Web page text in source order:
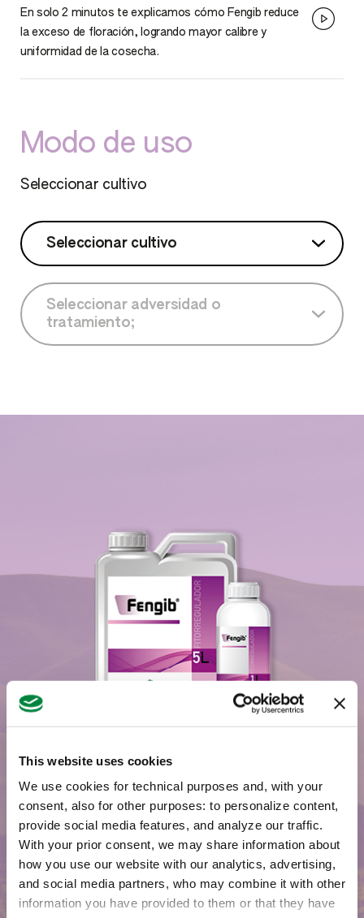
This website uses cookies
We use cookies for technical purposes and, with your
consent, also for other purposes: to personalize content,
provide social media features, and analyze our traffic.
With your prior consent, we may share information about
how you use our website with our analytics, advertising,
and social media partners, who may combine it with other
information you have provided to them or that they have
En solo 2 minutos te explicamos cómo Fengib reduce
la exceso de floración, logrando mayor calibre y
uniformidad de la cosecha.
Modo de uso
Seleccionar cultivo
Seleccionar cultivo
Seleccionar adversidad o
tratamiento;
¿Preguntas?
Estamos presentes en toda España con nuestros
colaboradores y distribuidores. Contáctanos para